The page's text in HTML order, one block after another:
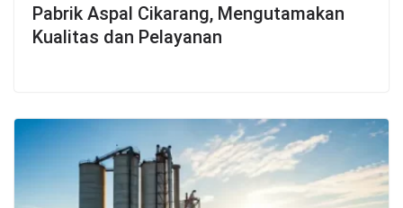
Pabrik Aspal Cikarang, Mengutamakan
Kualitas dan Pelayanan